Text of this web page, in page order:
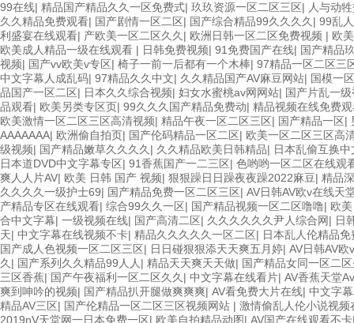
99在线| 精品国产精品久久一区免费式| 玖玖资源一区二区三区| 人与动
久久精品免费观看| 国产剧情一区二区| 国产综合精品99久久久久 | 99乱
利盛宴在线观看| 产欧美一区二区久久 | 欧洲日韩一区二区免费视频 | 欧
欧美成人精品一级在线观看 | 日韩免费视频| 91免费国产在线| 国产精品
视频| 国产vv欧美v专区| 椅子一前一后都有一个木棒| 97精品一区二区三
中文字幕人成乱码| 97精品久久中文| 久久精品国产AV麻豆网站| 国模一
品国产一区二区| 日本久久综合视频| 妇女水蜜桃av网网站| 国产片乱一
品观看| 欧美另类专区页| 99久久久国产精品免费动| 精品视频在线免费
欧美激情一区二区三区高清视频| 精品午夜一区二区三区| 国产精品一区|
AAAAAAA| 欧洲偷自拍页| 国产伦码精品一区二区| 欧美一区二区三区高
级视频| 国产精品嫩草久久久久 | 久久精品欧美日韩精品| 日本乱偷互换中
日本道DVD中文字幕专区| 91香蕉国产一二三区| 色哟哟一区二区在线观
爽人人片AV| 欧美 日韩 国产 视频| 狠狠躁日日躁夜夜躁2022麻豆| 精品
久久久久一级护士69| 国产精品免费一区二区三区| AV日韩AV欧v在线天
产精品专区在线观看| 综合99久久一区| 国产精品视频一区二区噜噜| 欧
合中文字幕| 一级视频在线| 国产高清二区| 久久久久久久尹人综合网| 日
天| 中文字幕在线视频不卡| 精品久久久久久一区二区| 日本乱人伦精品免
国产成人色视频一区二区三区| 日日碰狠狠添天天爽五月婷| AV日韩AV欧
久 | 国产系列久久精品99人人 | 精品天天爽天天做| 国产精品女同一区二
三区香蕉| 国产午夜福利一区二区久久 | 中文字幕在线看片| AV香蕉天堂Av
爽到呻吟的视频| 国产精品扒开腿做爽爽爽| AV看免费大片在线| 中文字
精品AV三区| 国产伦精品一区二区三区视频网站 | 激情偷乱人伦小说视频
2019nV天堂网一日本免费一区| 欧美自拍精品动图| AV国产在线观看不卡